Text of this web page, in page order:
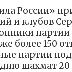
России»
и клубов
более 150
партии
шахмат 20